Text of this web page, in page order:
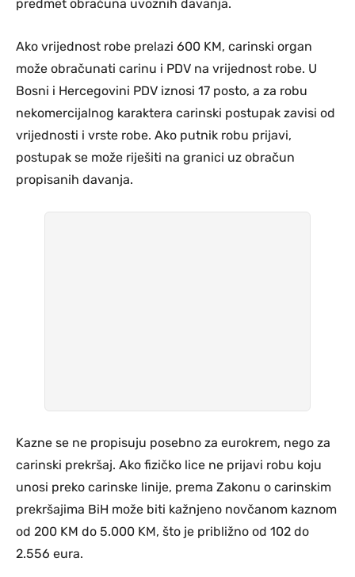
predmet obračuna uvoznih davanja.
Ako vrijednost robe prelazi 600 KM, carinski organ
može obračunati carinu i PDV na vrijednost robe. U
Bosni i Hercegovini PDV iznosi 17 posto, a za robu
nekomercijalnog karaktera carinski postupak zavisi od
vrijednosti i vrste robe. Ako putnik robu prijavi,
postupak se može riješiti na granici uz obračun
propisanih davanja.
Kazne se ne propisuju posebno za eurokrem, nego za
carinski prekršaj. Ako fizičko lice ne prijavi robu koju
unosi preko carinske linije, prema Zakonu o carinskim
prekršajima BiH može biti kažnjeno novčanom kaznom
od 200 KM do 5.000 KM, što je približno od 102 do
2.556 eura.